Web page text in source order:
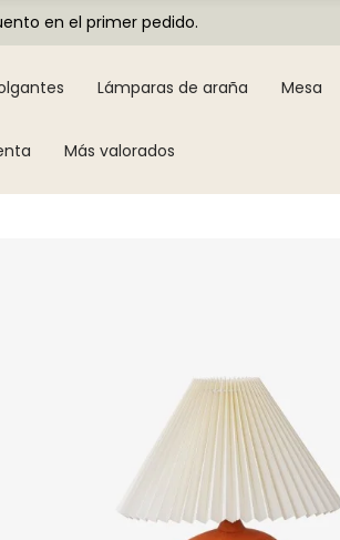
en el primer pedido.
Lámparas de araña Mesa
Más valorados